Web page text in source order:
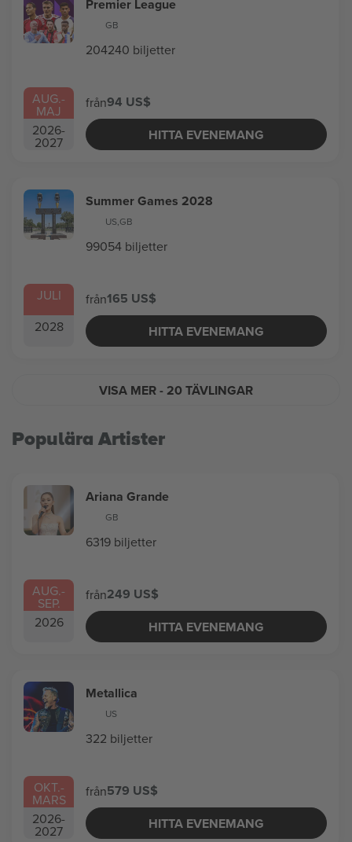
AUG.-
MAJ
2026-
2027
Premier League
GB
204240 biljetter
från94 US$
HITTA EVENEMANG
JULI
2028
Summer Games 2028
US,GB
99054 biljetter
från165 US$
HITTA EVENEMANG
VISA MER- 20 TÄVLINGAR
Populära Artister
AUG.-
SEP.
2026
Ariana Grande
GB
6319 biljetter
från249 US$
HITTA EVENEMANG
OKT.-
MARS
2026-
2027
Metallica
US
322 biljetter
från579 US$
HITTA EVENEMANG